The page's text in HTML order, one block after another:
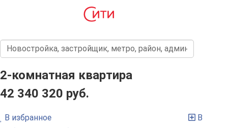
2-комнатная квартира
42 340 320 руб.
В избранное
В